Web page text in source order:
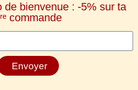
de bienvenue : -5% sur ta
commande
Envoyer